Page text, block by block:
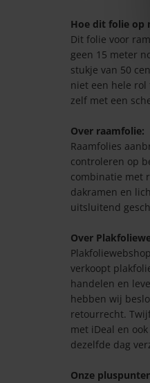
Hoe dit folie op
Dit folie voor
geen 15 meter
stukje van 50
niet een hele
zelf met een
Over raamfolie:
Raamfolies
controleren op
combinatie met
dakramen en
uitsluitend
Over
verkoopt
handelen en
hebben wij
retourrecht.
met iDeal en
dezelfde dag
Onze